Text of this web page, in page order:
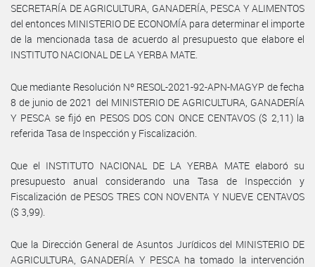
SECRETARÍA DE AGRICULTURA, GANADERÍA, PESCA Y ALIMENTOS
del entonces MINISTERIO DE ECONOMÍA para determinar el importe
de la mencionada tasa de acuerdo al presupuesto que elabore el
INSTITUTO NACIONAL DE LA YERBA MATE.
Que mediante Resolución Nº RESOL-2021-92-APN-MAGYP de fecha
8 de junio de 2021 del MINISTERIO DE AGRICULTURA, GANADERÍA
Y PESCA se fijó en PESOS DOS CON ONCE CENTAVOS ($ 2,11) la
referida Tasa de Inspección y Fiscalización.
Que el INSTITUTO NACIONAL DE LA YERBA MATE elaboró su
presupuesto anual considerando una Tasa de Inspección y
Fiscalización de PESOS TRES CON NOVENTA Y NUEVE CENTAVOS
($ 3,99).
Que la Dirección General de Asuntos Jurídicos del MINISTERIO DE
AGRICULTURA, GANADERÍA Y PESCA ha tomado la intervención